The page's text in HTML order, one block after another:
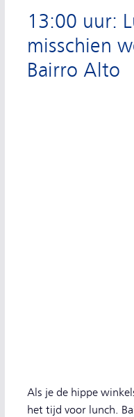
13:00 uur:
misschien
Bairro Alto
Als je de hippe
het tijd voor lunch.